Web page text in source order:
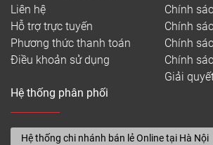
Liên hệ
Hỗ trợ trực tuyến
Phương thức thanh toán
Điều khoản sử dụng
Chính
Chính
Chính
Chính
Giải
Hệ thống phân phối
Hệ thống chi nhánh bán lẻ Online tại Hà Nội